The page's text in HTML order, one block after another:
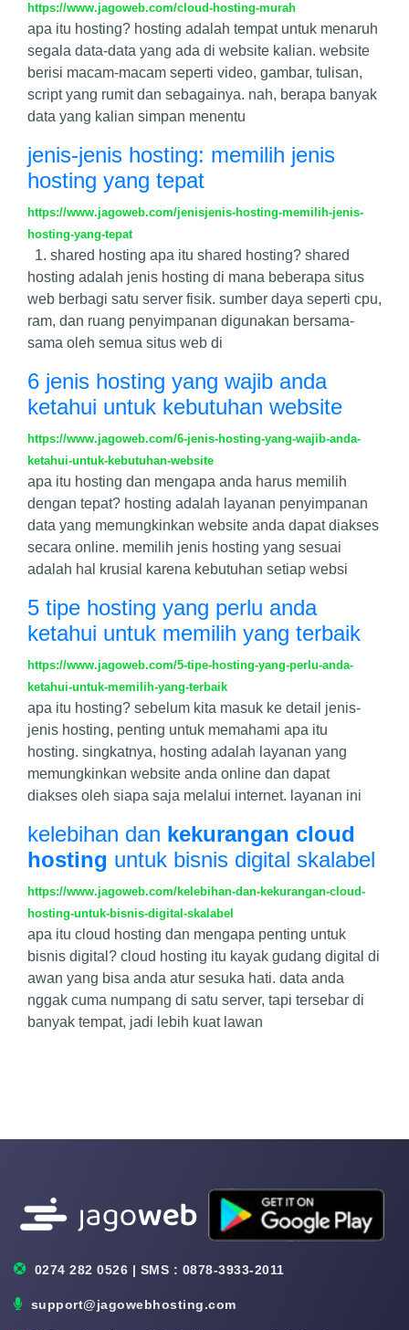
https://www.jagoweb.com/cloud-hosting-murah
apa itu hosting? hosting adalah tempat untuk menaruh
segala data-data yang ada di website kalian. website
berisi macam-macam seperti video, gambar, tulisan,
script yang rumit dan sebagainya. nah, berapa banyak
data yang kalian simpan menentu
jenis-jenis hosting: memilih jenis
hosting yang tepat
https://www.jagoweb.com/jenisjenis-hosting-memilih-jenis-
hosting-yang-tepat
1. shared hosting apa itu shared hosting? shared
hosting adalah jenis hosting di mana beberapa situs
web berbagi satu server fisik. sumber daya seperti cpu,
ram, dan ruang penyimpanan digunakan bersama-
sama oleh semua situs web di
6 jenis hosting yang wajib anda
ketahui untuk kebutuhan website
https://www.jagoweb.com/6-jenis-hosting-yang-wajib-anda-
ketahui-untuk-kebutuhan-website
apa itu hosting dan mengapa anda harus memilih
dengan tepat? hosting adalah layanan penyimpanan
data yang memungkinkan website anda dapat diakses
secara online. memilih jenis hosting yang sesuai
adalah hal krusial karena kebutuhan setiap websi
5 tipe hosting yang perlu anda
ketahui untuk memilih yang terbaik
https://www.jagoweb.com/5-tipe-hosting-yang-perlu-anda-
ketahui-untuk-memilih-yang-terbaik
apa itu hosting? sebelum kita masuk ke detail jenis-
jenis hosting, penting untuk memahami apa itu
hosting. singkatnya, hosting adalah layanan yang
memungkinkan website anda online dan dapat
diakses oleh siapa saja melalui internet. layanan ini
kelebihan dan kekurangan cloud
hosting untuk bisnis digital skalabel
https://www.jagoweb.com/kelebihan-dan-kekurangan-cloud-
hosting-untuk-bisnis-digital-skalabel
apa itu cloud hosting dan mengapa penting untuk
bisnis digital? cloud hosting itu kayak gudang digital di
awan yang bisa anda atur sesuka hati. data anda
nggak cuma numpang di satu server, tapi tersebar di
banyak tempat, jadi lebih kuat lawan
0274 282 0526 | SMS : 0878-3933-2011
support@jagowebhosting.com